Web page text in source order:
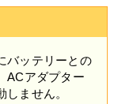
問題行為から、
または第三者の権
きるものとしま
さまの居住国外
バッテリーとの
ACアダプター
ません。